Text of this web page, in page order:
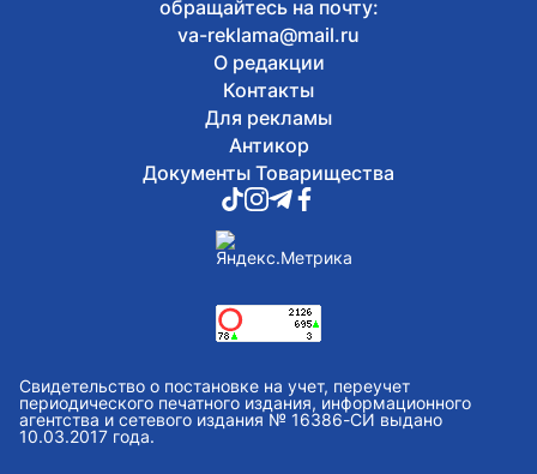
обращайтесь на почту:
va-reklama@mail.ru
О редакции
Контакты
Для рекламы
Антикор
Документы Товарищества
Свидетельство о постановке на учет, переучет
периодического печатного издания, информационного
агентства и сетевого издания № 16386-СИ выдано
10.03.2017 года.